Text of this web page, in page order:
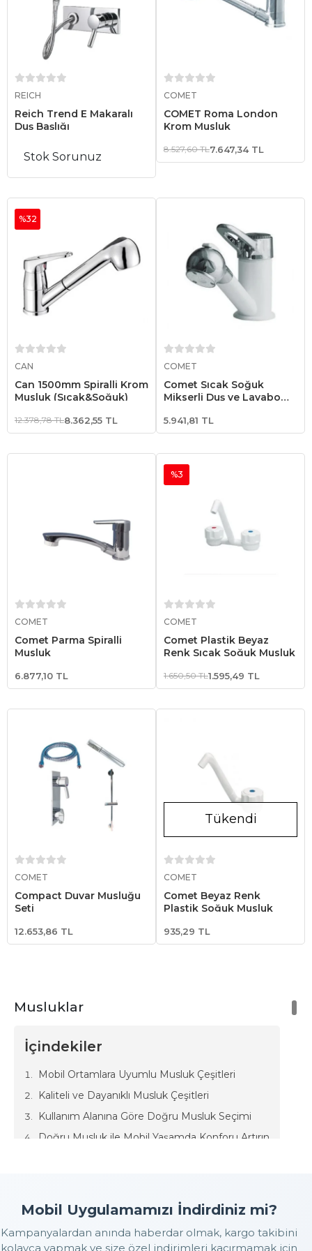
REICH
Reich Trend E Makaralı
Duş Başlığı
Stok Sorunuz
COMET
COMET Roma London
Krom Musluk
8.527,60 TL7.647,34 TL
CAN
Can 1500mm Spiralli Krom
Musluk (Sıcak&Soğuk)
%32
12.378,78 TL8.362,55 TL
COMET
Comet Sıcak Soğuk
Mikserli Duş ve Lavabo
5.941,81 TL
COMET
Comet Parma Spiralli
Musluk
6.877,10 TL
COMET
Comet Plastik Beyaz
Renk Sıcak Soğuk Musluk
%3
1.650,50 TL1.595,49 TL
COMET
Compact Duvar Musluğu
Seti
12.653,86 TL
Tükendi
COMET
Comet Beyaz Renk
Plastik Soğuk Musluk
935,29 TL
Musluklar
İçindekiler
Mobil Ortamlara Uyumlu Musluk Çeşitleri
Kaliteli ve Dayanıklı Musluk Çeşitleri
Kullanım Alanına Göre Doğru Musluk Seçimi
Doğru Musluk ile Mobil Yaşamda Konforu Artırın
ve yat gibi hareketli yaşam alanlarında kullanılan musluklar;
yalnızca su akıtan bir donanım değil aynı zamanda kullanım
kolaylığı, hijyen ve alan verimliliği sağlayan önemli bir ekipmandır.
Özellikle karavan muslukları sınırlı alanlara uyum sağlayan
Mobil Uygulamamızı İndirdiniz mi?
Kampanyalardan anında haberdar olmak, kargo takibini
kolayca yapmak ve size özel indirimleri kaçırmamak için